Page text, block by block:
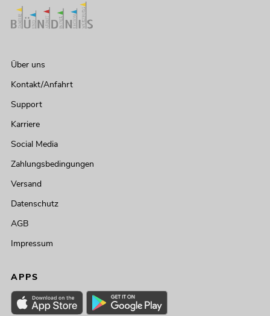
Über uns
Kontakt/Anfahrt
Support
Karriere
Social Media
Zahlungsbedingungen
Versand
Datenschutz
AGB
Impressum
APPS